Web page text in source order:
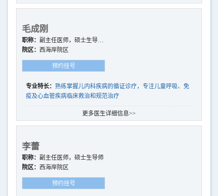
毛成刚
职称： 副主任医师，硕士生导
师，
院区： 西海岸院区
预约挂号
专业特长： 熟练掌握儿内科疾病的循证诊疗，专注儿童呼吸、免
疫及心血管疾病临床救治和规范治疗
更多医生详细信息>>
李蕾
职称： 副主任医师，硕士生导师
院区： 西海岸院区
预约挂号